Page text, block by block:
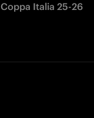
Coppa Italia 25-26